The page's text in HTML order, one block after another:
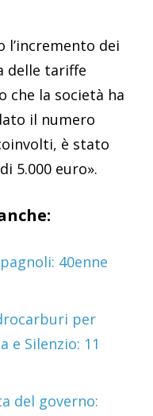
l’incremento dei
delle tariffe
che la società ha
il numero
è stato
5.000 euro».
40enne
per
e Silenzio: 11
del governo: